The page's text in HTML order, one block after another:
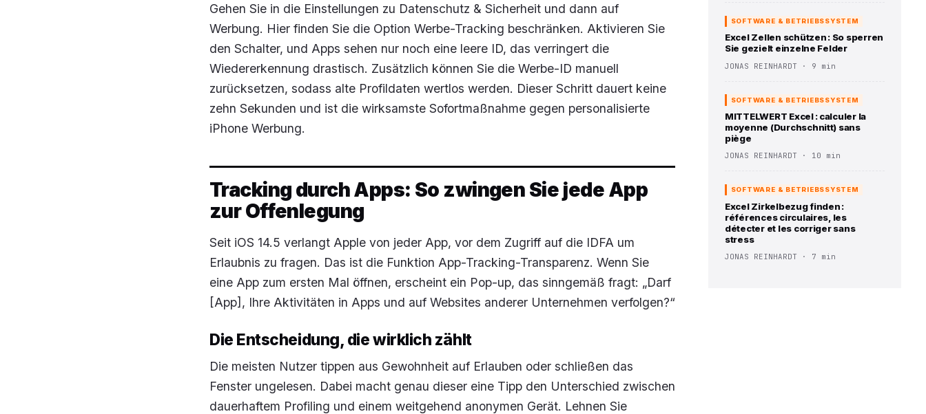
Gehen Sie in die Einstellungen zu Datenschutz & Sicherheit und dann auf
Werbung. Hier finden Sie die Option Werbe-Tracking beschränken. Aktivieren Sie
den Schalter, und Apps sehen nur noch eine leere ID, das verringert die
Wiedererkennung drastisch. Zusätzlich können Sie die Werbe-ID manuell
zurücksetzen, sodass alte Profildaten wertlos werden. Dieser Schritt dauert keine
zehn Sekunden und ist die wirksamste Sofortmaßnahme gegen personalisierte
iPhone Werbung.
Tracking durch Apps: So zwingen Sie jede App
zur Offenlegung
Seit iOS 14.5 verlangt Apple von jeder App, vor dem Zugriff auf die IDFA um
Erlaubnis zu fragen. Das ist die Funktion App-Tracking-Transparenz. Wenn Sie
eine App zum ersten Mal öffnen, erscheint ein Pop-up, das sinngemäß fragt: „Darf
[App], Ihre Aktivitäten in Apps und auf Websites anderer Unternehmen verfolgen?“
Die Entscheidung, die wirklich zählt
Die meisten Nutzer tippen aus Gewohnheit auf Erlauben oder schließen das
Fenster ungelesen. Dabei macht genau dieser eine Tipp den Unterschied zwischen
dauerhaftem Profiling und einem weitgehend anonymen Gerät. Lehnen Sie
SOFTWARE & BETRIEBSSYSTEM
Excel Zellen schützen : So sperren
Sie gezielt einzelne Felder
JONAS REINHARDT · 9 min
SOFTWARE & BETRIEBSSYSTEM
MITTELWERT Excel : calculer la
moyenne (Durchschnitt) sans
piège
JONAS REINHARDT · 10 min
SOFTWARE & BETRIEBSSYSTEM
Excel Zirkelbezug finden :
références circulaires, les
détecter et les corriger sans
stress
JONAS REINHARDT · 7 min